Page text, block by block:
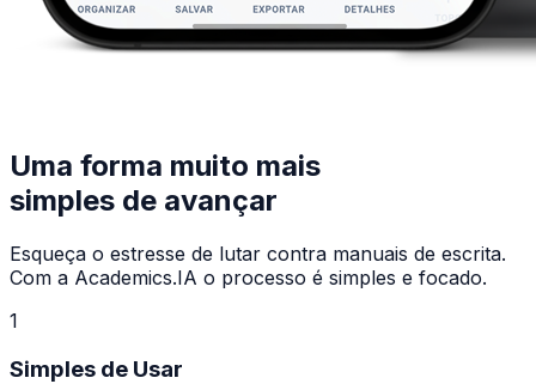
Uma forma muito mais
simples de avançar
Esqueça o estresse de lutar contra manuais de escrita.
Com a Academics.IA o processo é simples e focado.
1
Simples de Usar